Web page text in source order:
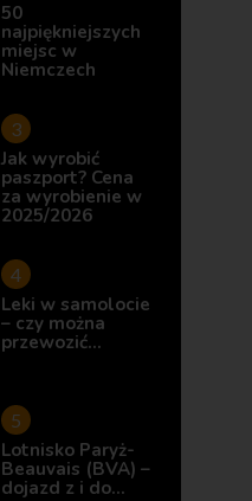
50
najpiękniejszych
miejsc w
Niemczech
Jak wyrobić
paszport? Cena
za wyrobienie w
2025/2026
Leki w samolocie
– czy można
przewozić…
Lotnisko Paryż-
Beauvais (BVA) –
dojazd z i do…